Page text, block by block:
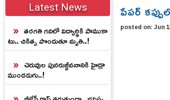
Latest News
తరగతి గదిలో విద్యార్థికి పాముకా
టు.. చికిత్స పొందుతూ మృతి..!
చెరువుల పునరుజ్జీవనానికి హైడ్రా
ముందడుగు..!
పేపర్
posted on:Jun